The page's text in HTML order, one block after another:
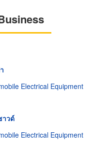
Electrical Equipment
าวด์
Electrical Equipment